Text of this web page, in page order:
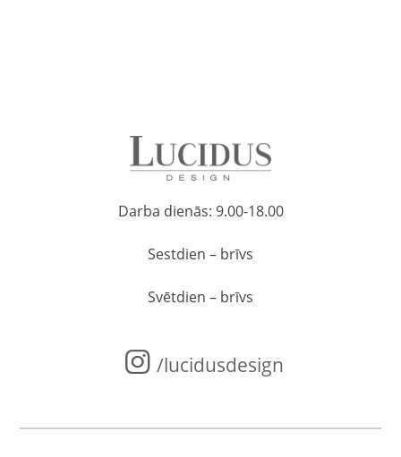
Darba dienās: 9.00-18.00
Sestdien – brīvs
Svētdien – brīvs
/lucidusdesign